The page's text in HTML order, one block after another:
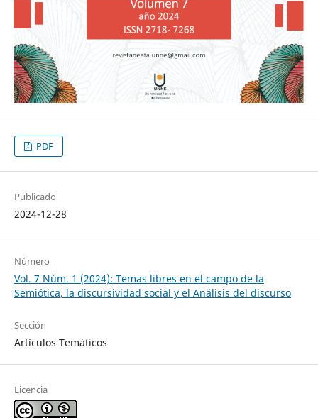
PDF
Publicado
2024-12-28
Número
Vol. 7 Núm. 1 (2024): Temas libres en el campo de la
Semiótica, la discursividad social y el Análisis del discurso
Sección
Artículos Temáticos
Licencia